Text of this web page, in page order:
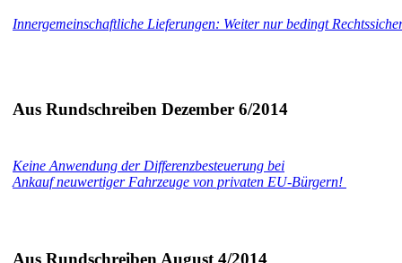
Innergemeinschaftliche Lieferungen: Weiter nur bedingt
Aus Rundschreiben Dezember 6/2014
Keine Anwendung der Differenzbesteuerung bei
Ankauf neuwertiger Fahrzeuge von privaten EU-Bürgern!
Aus Rundschreiben August 4/2014